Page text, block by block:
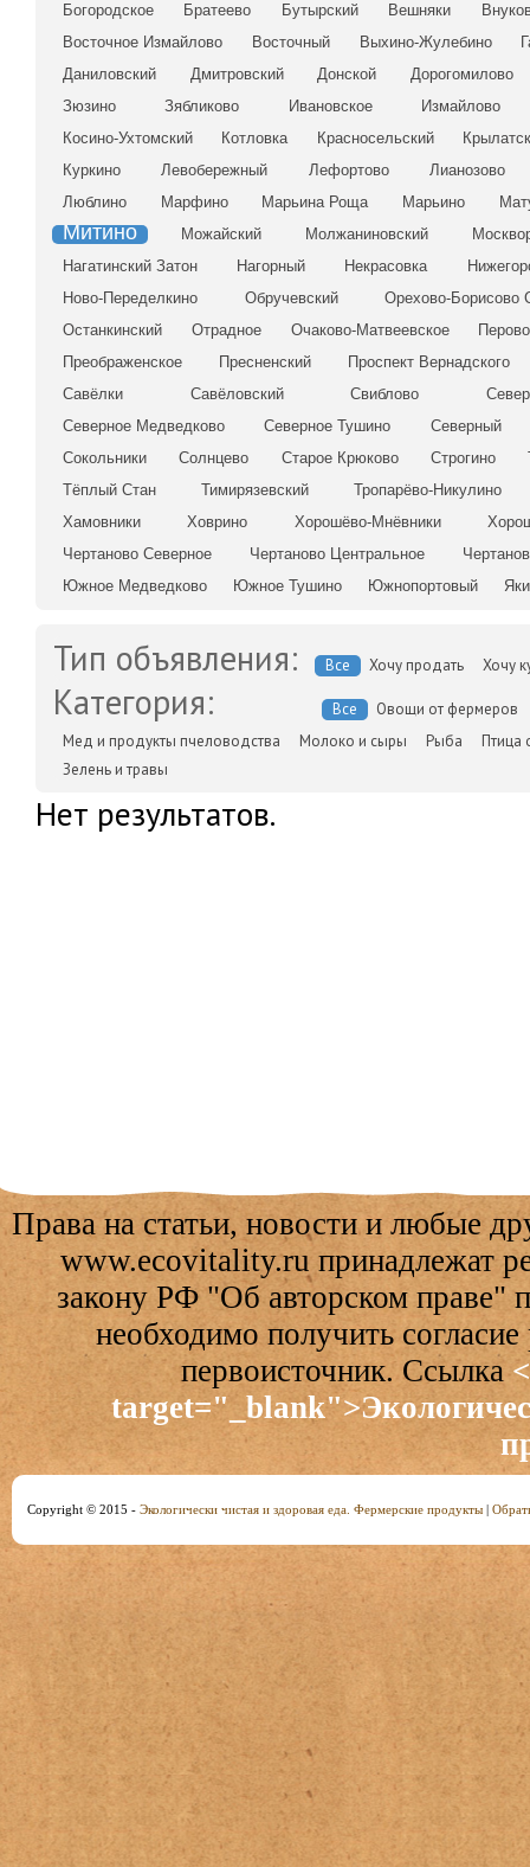
Богородское
Братеево Бутырский Вешняки
Восточное Измайлово
Восточный Выхино-Жулебино
Даниловский
Дмитровский Донской
Дорогомилово
Зюзино
Зябликово Ивановское
Измайлово
Косино-Ухтомский
Котловка Красносельский
Куркино
Левобережный Лефортово
Лианозово
Люблино
Марфино Марьина Роща Марьино
Митино Можайский Молжаниновский
Нагатинский Затон
Нагорный Некрасовка
Ново-Переделкино
Обручевский
Орехово-Борисово
Останкинский
Отрадное Очаково-Матвеевское
Перово
Преображенское
Пресненский
Проспект Вернадского
Савёлки
Савёловский Свиблово
Северное Медведково
Северное Тушино
Северный
Сокольники
Солнцево Старое Крюково Строгино
Тёплый Стан
Тимирязевский
Тропарёво-Никулино
Хамовники
Ховрино Хорошёво-Мнёвники
Чертаново Северное
Чертаново Центральное
Южное Медведково
Южное Тушино Южнопортовый
Тип объявления: Все Хочу продать Хочу
Категория: Все
Овощи от фермеров
Мед и продукты пчеловодства
Молоко и сыры Рыба
Птица
Зелень и травы
Нет результатов.
Права на статьи, новости и любые
www.ecovitality.ru принадлежат
закону РФ "Об авторском праве"
необходимо получить
первоисточник. Ссылка
Copyright © 2015 - Экологически чистая и здоровая еда. Фермерские продукты |